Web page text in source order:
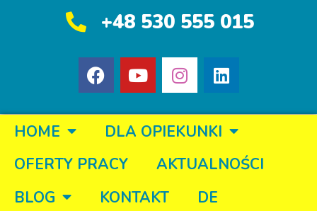
+48 530 555 015
HOME
DLA OPIEKUNKI
OFERTY PRACY
AKTUALNOŚCI
BLOG
KONTAKT DE